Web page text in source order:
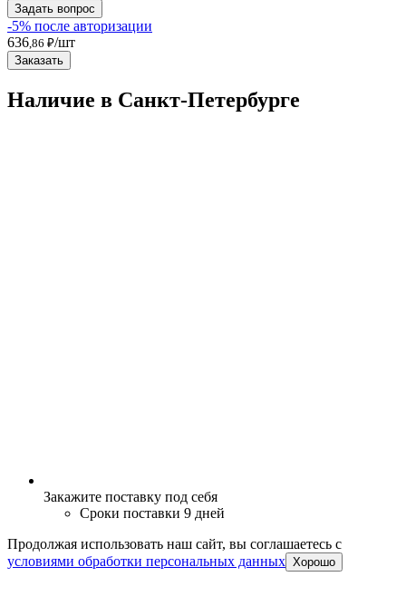
Задать вопрос
-5% после авторизации
636 ,86 ₽/шт
Заказать
Наличие в Санкт-Петербургe
Закажите поставку под себя
Сроки поставки 9 дней
Продолжая использовать наш сайт, вы соглашаетесь c
условиями обработки персональных данных Хорошо